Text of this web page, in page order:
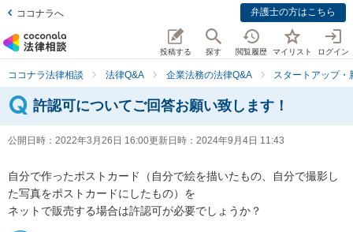
ココナラへ 弁護士の方はこちら
投稿する 探す 閲覧履歴 マイリスト ログイン
ココナラ法律相談 法律Q&A 企業法務の法律Q&A スタートアップ・
許認可についてご回答お願い致します！
公開日時： 2022年3月26日 16:00更新日時： 2024年9月4日 11:43
自分で作ったポストカード（自分で絵を描いたもの、自分で撮影し
た写真をポストカードにしたもの）を
ネットで販売する場合は許認可が必要でしょうか？